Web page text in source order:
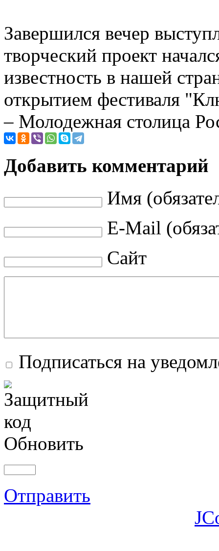
Завершился вечер
творческий проект
известность в нашей
открытием фестиваля
– Молодежная столица
Добавить комментарий
Имя
E-Mail
Сайт
Подписаться на
Обновить
Отправить